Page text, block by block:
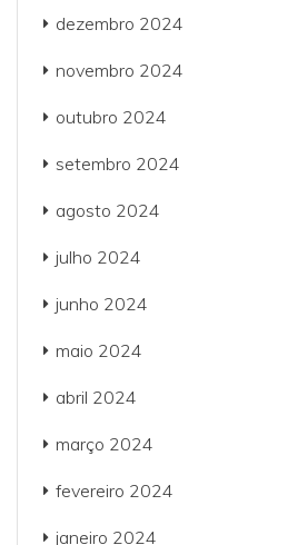
dezembro 2024
novembro 2024
outubro 2024
setembro 2024
agosto 2024
julho 2024
junho 2024
maio 2024
abril 2024
março 2024
fevereiro 2024
janeiro 2024